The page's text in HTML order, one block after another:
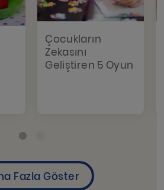
Çocukların
Zekasını
Geliştiren 5 Oyun